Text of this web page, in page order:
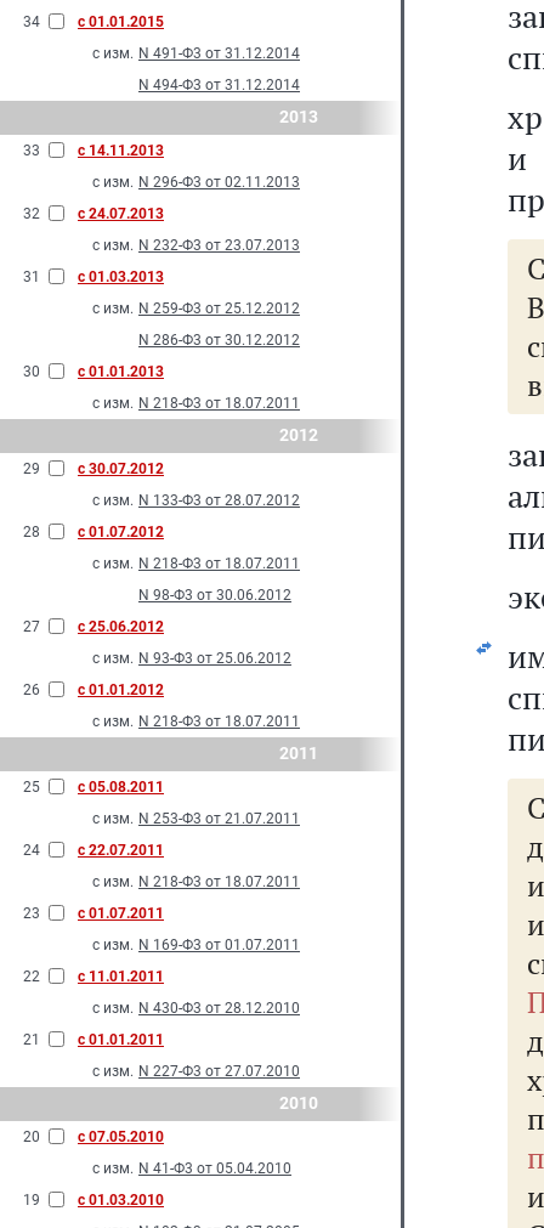
34
с 01.01.2015
с изм. N 491-Ф3 от 31.12.2014
N 494-Ф3 от 31.12.2014
2013
33
с 14.11.2013
с изм. N 296-Ф3 от 02.11.2013
32
с 24.07.2013
с изм. N 232-Ф3 от 23.07.2013
31
с 01.03.2013
с изм. N 259-Ф3 от 25.12.2012
N 286-Ф3 от 30.12.2012
30
с 01.01.2013
с изм. N 218-Ф3 от 18.07.2011
2012
29
с 30.07.2012
с изм. N 133-Ф3 от 28.07.2012
28
с 01.07.2012
с изм. N 218-Ф3 от 18.07.2011
N 98-Ф3 от 30.06.2012
27
с 25.06.2012
с изм. N 93-Ф3 от 25.06.2012
26
с 01.01.2012
с изм. N 218-Ф3 от 18.07.2011
2011
25
с 05.08.2011
с изм. N 253-Ф3 от 21.07.2011
24
с 22.07.2011
с изм. N 218-Ф3 от 18.07.2011
23
с 01.07.2011
с изм. N 169-Ф3 от 01.07.2011
22
с 11.01.2011
с изм. N 430-Ф3 от 28.12.2010
21
с 01.01.2011
с изм. N 227-Ф3 от 27.07.2010
2010
20
с 07.05.2010
с изм. N 41-Ф3 от 05.04.2010
19
с 01.03.2010
и